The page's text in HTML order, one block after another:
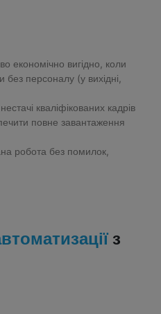
економічно вигідно, коли
персоналу (у вихідні,
кваліфікованих кадрів
повне завантаження
робота без помилок,
з